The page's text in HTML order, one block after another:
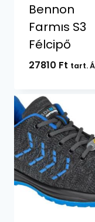
Bennon
Farmıs S3
Félcipő
27810 Ft tart.